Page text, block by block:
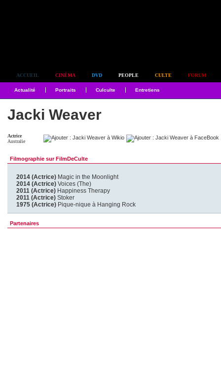
ACCUEIL CINÉMA DVD PEOPLE CULTE FORUM
Actualité Portraits Culculte Entretiens
Jacki Weaver
Actrice
Australie
Filmographie sur FilmDeCulte
2014 (Actrice) Magic in the Moonlight
2014 (Actrice) Voices (The)
2011 (Actrice) Happiness Therapy
2011 (Actrice) Stoker
1975 (Actrice) Pique-nique à Hanging Rock
Partenaires